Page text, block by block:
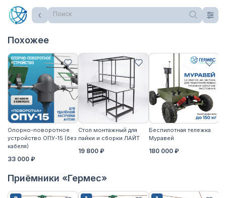
Поиск
Похожее
Опорно-поворотное
устройство ОПУ-15 (без
кабеля)
33 000 ₽
Стол монтажный для
пайки и сборки ЛАЙТ
19 800 ₽
Беспилотная тележка
Муравей
180 000 ₽
Приёмники «Гермес»